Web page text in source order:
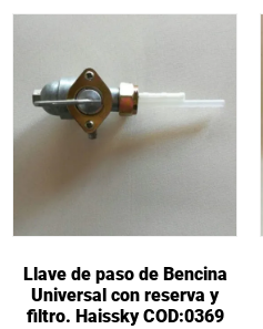
Llave de paso de Bencina
Universal con reserva y
filtro. Haissky COD:0369